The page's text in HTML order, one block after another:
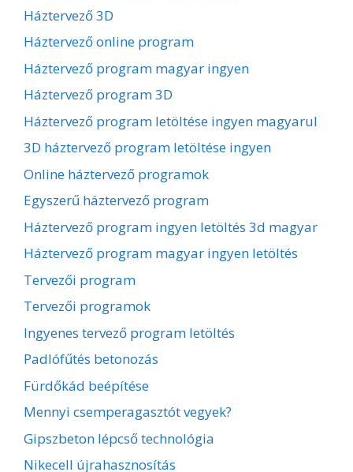
Háztervező 3D
Háztervező online program
Háztervező program magyar ingyen
Háztervező program 3D
Háztervező program letöltése ingyen magyarul
3D háztervező program letöltése ingyen
Online háztervező programok
Egyszerű háztervező program
Háztervező program ingyen letöltés 3d magyar
Háztervező program magyar ingyen letöltés
Tervezői program
Tervezői programok
Ingyenes tervező program letöltés
Padlófűtés betonozás
Fürdőkád beépítése
Mennyi csemperagasztót vegyek?
Gipszbeton lépcső technológia
Nikecell újrahasznosítás